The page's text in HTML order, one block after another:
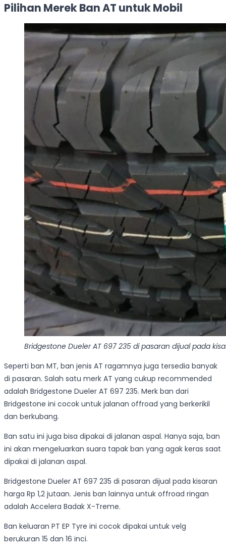
Pilihan Merek Ban AT untuk Mobil
Bridgestone Dueler AT 697 235 di pasaran dijual pada
Seperti ban MT, ban jenis AT ragamnya juga tersedia banyak
di pasaran. Salah satu merk AT yang cukup recommended
adalah Bridgestone Dueler AT 697 235. Merk ban dari
Bridgestone ini cocok untuk jalanan offroad yang berkerikil
dan berkubang.
Ban satu ini juga bisa dipakai di jalanan aspal. Hanya saja, ban
ini akan mengeluarkan suara tapak ban yang agak keras saat
dipakai di jalanan aspal.
Bridgestone Dueler AT 697 235 di pasaran dijual pada kisaran
harga Rp 1,2 jutaan. Jenis ban lainnya untuk offroad ringan
adalah Accelera Badak X-Treme.
Ban keluaran PT EP Tyre ini cocok dipakai untuk velg
berukuran 15 dan 16 inci.